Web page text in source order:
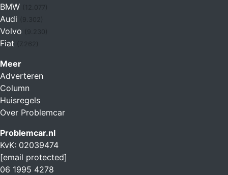
BMW
Audi
Volvo
Fiat (7.262)
Meer
Adverteren
Column
Huisregels
Over Problemcar
Problemcar.nl
KvK: 02039474
[email protected]
06 1995 4278